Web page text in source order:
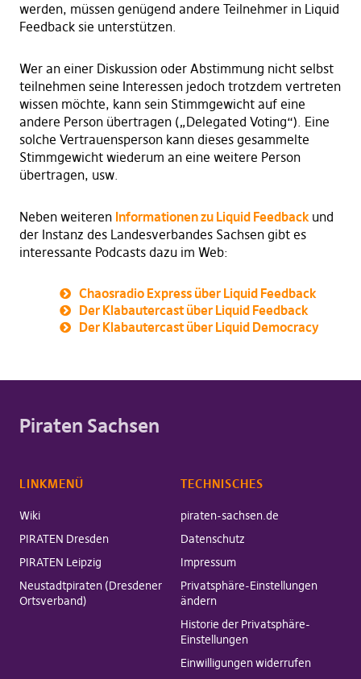
werden, müssen genügend andere Teilnehmer in Liquid
Feedback sie unterstützen.
Wer an einer Diskussion oder Abstimmung nicht selbst
teilnehmen seine Interessen jedoch trotzdem vertreten
wissen möchte, kann sein Stimmgewicht auf eine
andere Person übertragen („Delegated Voting“). Eine
solche Vertrauensperson kann dieses gesammelte
Stimmgewicht wiederum an eine weitere Person
übertragen, usw.
Neben weiteren Informationen zu Liquid Feedbackund
der Instanz des Landesverbandes Sachsen gibt es
interessante Podcasts dazu im Web:
Chaosradio Express über Liquid Feedback
Der Klabautercast über Liquid Feedback
Der Klabautercast über Liquid Democracy
Piraten Sachsen
LINKMENÜ
Wiki
PIRATEN Dresden
PIRATEN Leipzig
Neustadtpiraten (Dresdener
Ortsverband)
TECHNISCHES
piraten-sachsen.de
Datenschutz
Impressum
Privatsphäre-Einstellungen
ändern
Historie der Privatsphäre-
Einstellungen
Einwilligungen widerrufen